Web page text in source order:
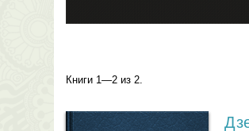
Книги 1—2 из 2.